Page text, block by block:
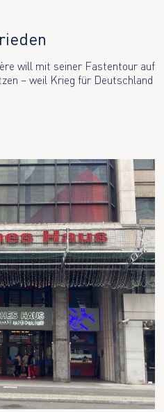
will mit seiner Fastentour auf
– weil Krieg für Deutschland